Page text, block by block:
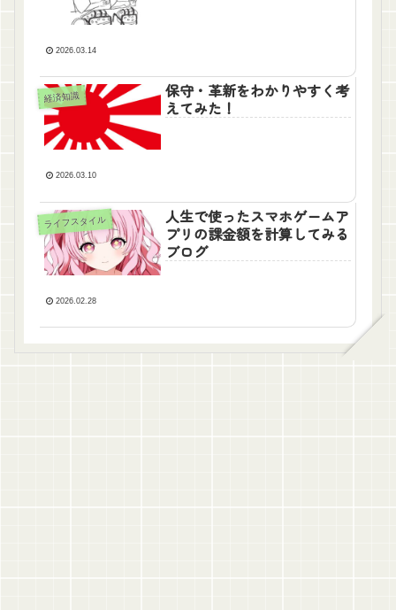
2026.03.14
経済知識
保守・革新をわかりやすく考
えてみた！
2026.03.10
ライフスタイル
人生で使ったスマホゲームア
プリの課金額を計算してみる
ブログ
2026.02.28